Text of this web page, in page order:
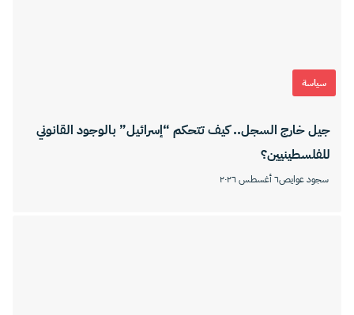
سياسة
جيل خارج السجل.. كيف تتحكم “إسرائيل” بالوجود القانوني
للفلسطينيين؟
سجود عوايص٦ أغسطس ٢٠٢٦